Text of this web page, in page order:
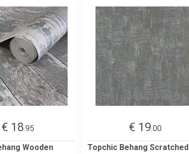
€ 18.95
Wooden
€ 19.00
Topchic Behang Scratched